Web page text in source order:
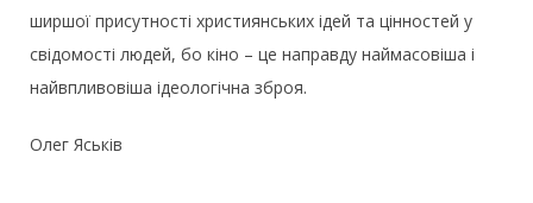
ширшої присутності християнських ідей та цінностей у
свідомості людей, бо кіно – це направду наймасовіша і
найвпливовіша ідеологічна зброя.
Олег Яськів